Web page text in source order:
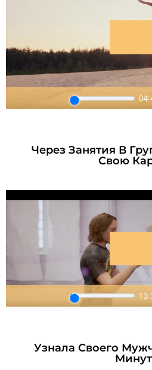
Через Занятия В
Свою
Узнала Своего
Минут